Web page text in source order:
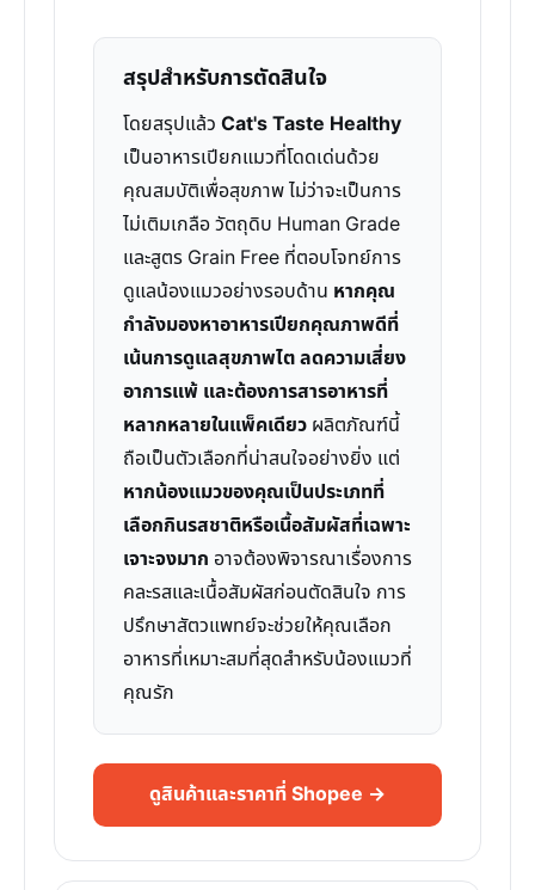
สรุปสำหรับการตัดสินใจ
โดยสรุปแล้ว Cat's Taste Healthy
เป็นอาหารเปียกแมวที่โดดเด่นด้วย
คุณสมบัติเพื่อสุขภาพ ไม่ว่าจะเป็นการ
ไม่เติมเกลือ วัตถุดิบ Human Grade
และสูตร Grain Free ที่ตอบโจทย์การ
ดูแลน้องแมวอย่างรอบด้าน หากคุณ
กำลังมองหาอาหารเปียกคุณภาพดีที่
เน้นการดูแลสุขภาพไต ลดความเสี่ยง
อาการแพ้ และต้องการสารอาหารที่
หลากหลายในแพ็คเดียว ผลิตภัณฑ์นี้
ถือเป็นตัวเลือกที่น่าสนใจอย่างยิ่ง แต่
หากน้องแมวของคุณเป็นประเภทที่
เลือกกินรสชาติหรือเนื้อสัมผัสที่เฉพาะ
เจาะจงมาก อาจต้องพิจารณาเรื่องการ
คละรสและเนื้อสัมผัสก่อนตัดสินใจ การ
ปรึกษาสัตวแพทย์จะช่วยให้คุณเลือก
อาหารที่เหมาะสมที่สุดสำหรับน้องแมวที่
คุณรัก
ดูสินค้าและราคาที่ Shopee →